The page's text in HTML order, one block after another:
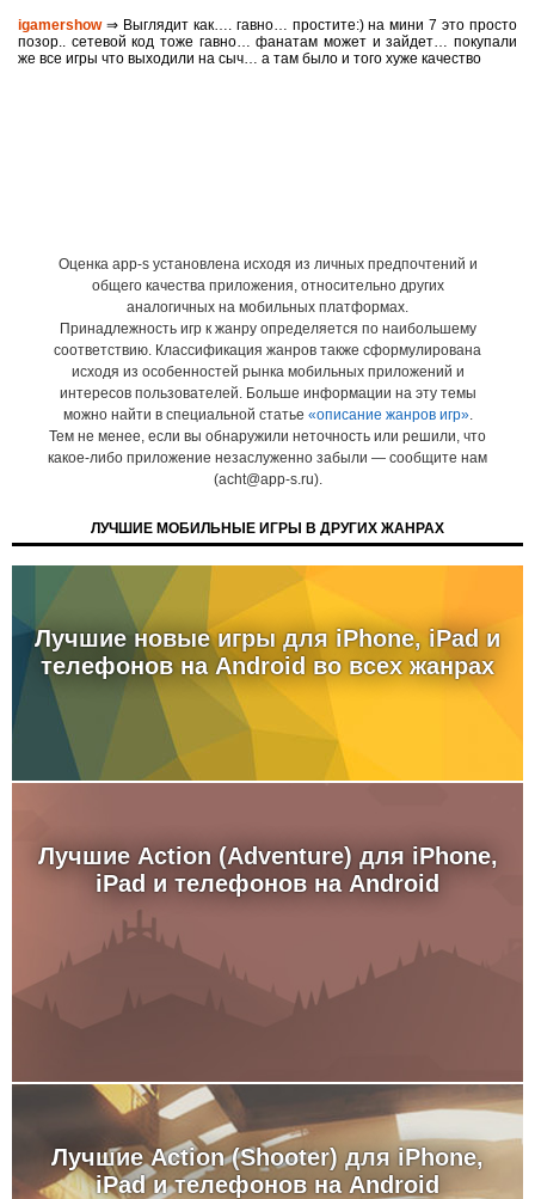
igamershow⇒ Выглядит как…. гавно… простите:) на мини 7 это просто
позор.. сетевой код тоже гавно… фанатам может и зайдет… покупали
же все игры что выходили на сыч… а там было и того хуже качество
Оценка app-s установлена исходя из личных предпочтений и
общего качества приложения, относительно других
аналогичных на мобильных платформах.
Принадлежность игр к жанру определяется по наибольшему
соответствию. Классификация жанров также сформулирована
исходя из особенностей рынка мобильных приложений и
интересов пользователей. Больше информации на эту темы
можно найти в специальной статье «описание жанров игр».
Тем не менее, если вы обнаружили неточность или решили, что
какое-либо приложение незаслуженно забыли — сообщите нам
(acht@app-s.ru).
ЛУЧШИЕ МОБИЛЬНЫЕ ИГРЫ В ДРУГИХ ЖАНРАХ
Лучшие новые игры для iPhone, iPad и
телефонов на Android во всех жанрах
Лучшие Action (Adventure) для iPhone,
iPad и телефонов на Android
Лучшие Action (Shooter) для iPhone,
iPad и телефонов на Android